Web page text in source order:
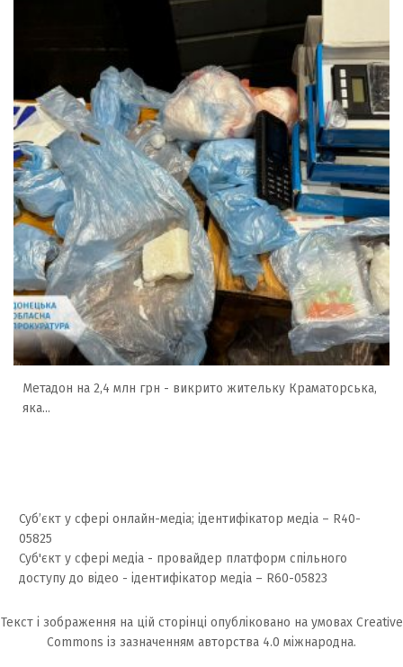
Метадон на 2,4 млн грн - викрито жительку Краматорська,
яка...
Суб’єкт у сфері онлайн-медіа; ідентифікатор медіа – R40-
05825
Суб'єкт у сфері медіа - провайдер платформ спільного
доступу до відео - ідентифікатор медіа – R60-05823
Текст і зображення на цій сторінці опубліковано на умовах Creative
Commons із зазначенням авторства 4.0 міжнародна.